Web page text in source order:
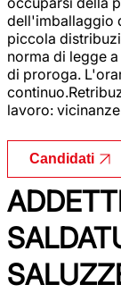
dell'imballaggio
piccola
norma di legge
di proroga.
lavoro:
Candidati